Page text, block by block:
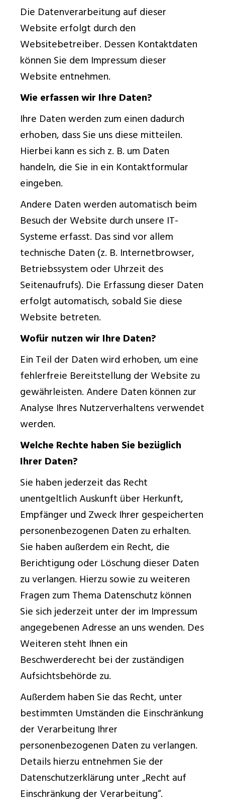
Die Datenverarbeitung auf dieser
Website erfolgt durch den
Websitebetreiber. Dessen Kontaktdaten
können Sie dem Impressum dieser
Website entnehmen.
Wie erfassen wir Ihre Daten?
Ihre Daten werden zum einen dadurch
erhoben, dass Sie uns diese mitteilen.
Hierbei kann es sich z. B. um Daten
handeln, die Sie in ein Kontaktformular
eingeben.
Andere Daten werden automatisch beim
Besuch der Website durch unsere IT-
Systeme erfasst. Das sind vor allem
technische Daten (z. B. Internetbrowser,
Betriebssystem oder Uhrzeit des
Seitenaufrufs). Die Erfassung dieser Daten
erfolgt automatisch, sobald Sie diese
Website betreten.
Wofür nutzen wir Ihre Daten?
Ein Teil der Daten wird erhoben, um eine
fehlerfreie Bereitstellung der Website zu
gewährleisten. Andere Daten können zur
Analyse Ihres Nutzerverhaltens verwendet
werden.
Welche Rechte haben Sie bezüglich
Ihrer Daten?
Sie haben jederzeit das Recht
unentgeltlich Auskunft über Herkunft,
Empfänger und Zweck Ihrer gespeicherten
personenbezogenen Daten zu erhalten.
Sie haben außerdem ein Recht, die
Berichtigung oder Löschung dieser Daten
zu verlangen. Hierzu sowie zu weiteren
Fragen zum Thema Datenschutz können
Sie sich jederzeit unter der im Impressum
angegebenen Adresse an uns wenden. Des
Weiteren steht Ihnen ein
Beschwerderecht bei der zuständigen
Aufsichtsbehörde zu.
Außerdem haben Sie das Recht, unter
bestimmten Umständen die Einschränkung
der Verarbeitung Ihrer
personenbezogenen Daten zu verlangen.
Details hierzu entnehmen Sie der
Datenschutzerklärung unter „Recht auf
Einschränkung der Verarbeitung“.